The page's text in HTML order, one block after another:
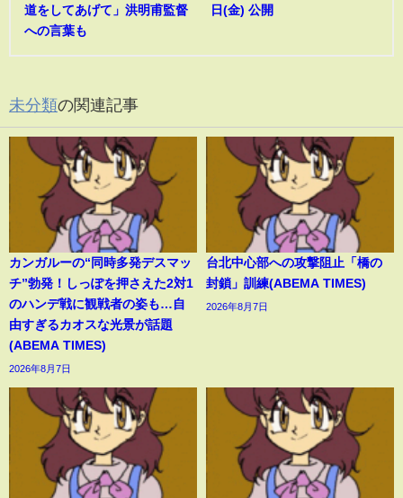
道をしてあげて」洪明甫監督
への言葉も
日(金) 公開
未分類の関連記事
カンガルーの“同時多発デスマッ
チ”勃発！しっぽを押さえた2対1
のハンデ戦に観戦者の姿も…自
由すぎるカオスな光景が話題
(ABEMA TIMES)
2026年8月7日
台北中心部への攻撃阻止「橋の
封鎖」訓練(ABEMA TIMES)
2026年8月7日